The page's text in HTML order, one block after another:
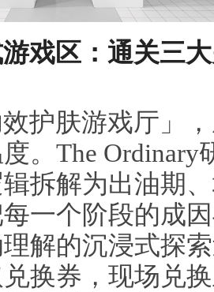
戏区：通关三
护肤游戏厅」
。The
拆解为出油期
一个阶段的成
解的沉浸式探
换券，现场兑